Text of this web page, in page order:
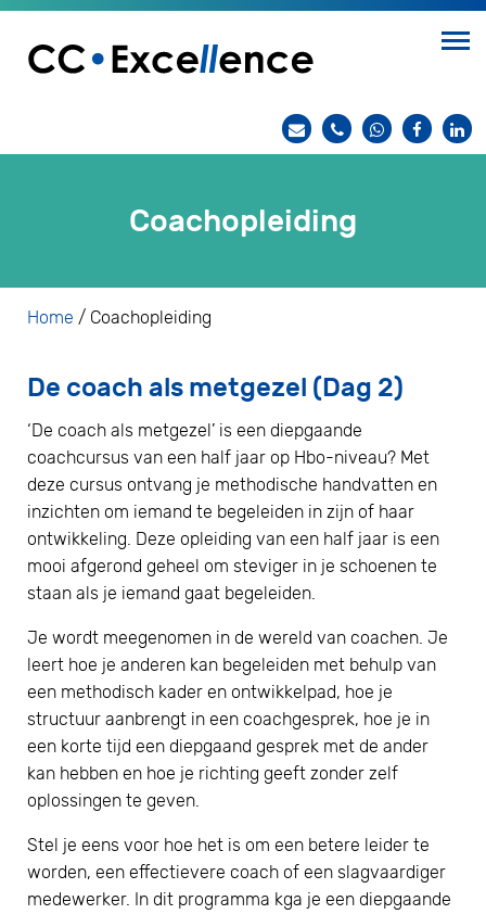
Coachopleiding
Home / Coachopleiding
De coach als metgezel (Dag 2)
‘De coach als metgezel’ is een diepgaande
coachcursus van een half jaar op Hbo-niveau? Met
deze cursus ontvang je methodische handvatten en
inzichten om iemand te begeleiden in zijn of haar
ontwikkeling. Deze opleiding van een half jaar is een
mooi afgerond geheel om steviger in je schoenen te
staan als je iemand gaat begeleiden.
Je wordt meegenomen in de wereld van coachen. Je
leert hoe je anderen kan begeleiden met behulp van
een methodisch kader en ontwikkelpad, hoe je
structuur aanbrengt in een coachgesprek, hoe je in
een korte tijd een diepgaand gesprek met de ander
kan hebben en hoe je richting geeft zonder zelf
oplossingen te geven.
Stel je eens voor hoe het is om een betere leider te
worden, een effectievere coach of een slagvaardiger
medewerker. In dit programma kga je een diepgaande